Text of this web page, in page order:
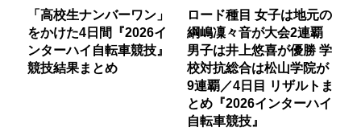
「高校生ナンバーワン」
をかけた4日間『2026イ
ンターハイ自転車競技』
競技結果まとめ
ロード種目 女子は地元の
綱嶋凜々音が大会2連覇
男子は井上悠喜が優勝 学
校対抗総合は松山学院が
9連覇／4日目 リザルトま
とめ『2026インターハイ
自転車競技』